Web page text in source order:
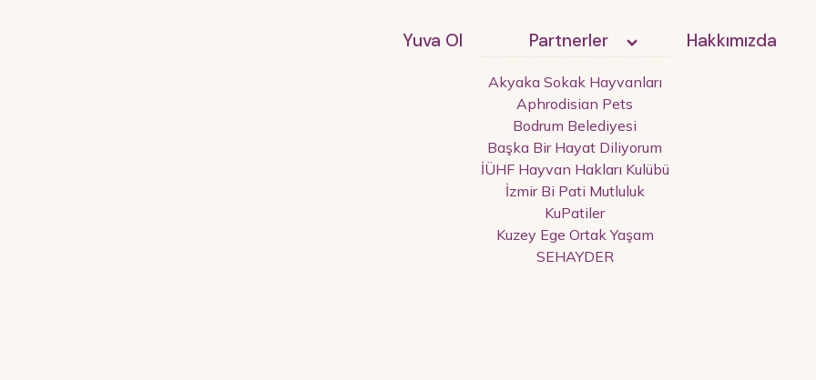
Yuva Ol Partnerler
Akyaka Sokak Hayvanları
Aphrodisian Pets
Bodrum Belediyesi
Başka Bir Hayat Diliyorum
İÜHF Hayvan Hakları Kulübü
İzmir Bi Pati Mutluluk
KuPatiler
Kuzey Ege Ortak Yaşam
SEHAYDER
Hakkımızda